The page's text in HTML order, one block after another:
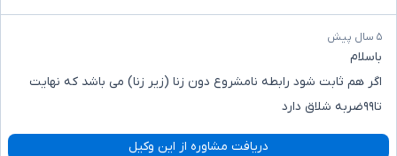
۵ سال پیش
باسلام
اگر هم ثابت شود رابطه نامشروع دون زنا (زیر زنا) می باشد که نهایت
تا۹۹ضربه شلاق دارد
دریافت مشاوره از این وکیل